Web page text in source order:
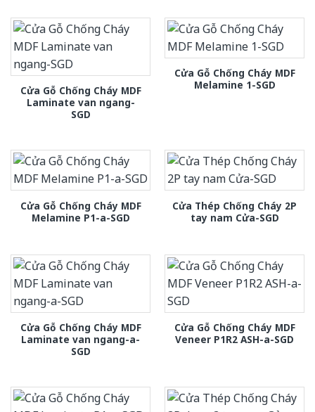
Cửa Gỗ Chống Cháy MDF
Laminate van ngang-
SGD
Cửa Gỗ Chống Cháy MDF
Melamine 1-SGD
Cửa Gỗ Chống Cháy MDF
Melamine P1-a-SGD
Cửa Thép Chống Cháy 2P
tay nam Cửa-SGD
Cửa Gỗ Chống Cháy MDF
Laminate van ngang-a-
SGD
Cửa Gỗ Chống Cháy MDF
Veneer P1R2 ASH-a-SGD